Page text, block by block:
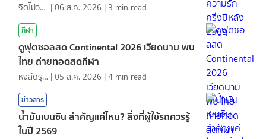
จิตไม่ว่าง |06 ส.ค. 2026 | 3 min read
กีฬา
ดูฟุตซอลสด Continental 2026 เวียดนาม พบ
ไทย ถ่ายทอดสดกีฬา
หงส์ดรุณ |05 ส.ค. 2026 |4 min read
ข่าวสาร
น้ำมันเบนซิน สำคัญแค่ไหน? สิ่งที่ผู้ใช้รถควรรู้
ในปี 2569